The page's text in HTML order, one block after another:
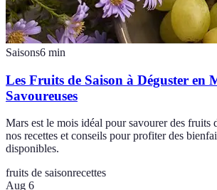
Saisons6 min
Les Fruits de Saison à Déguster en
Savoureuses
Mars est le mois idéal pour savourer des fruits
nos recettes et conseils pour profiter des
disponibles.
fruits de saisonrecettes
Aug 6